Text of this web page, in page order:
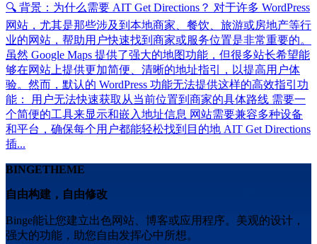
🔍 背景：为什么需要 AIT Get Directions？ 对于许多 WordPress
网站，尤其是那些涉及到本地商家、餐饮、旅游或房地产等行
业的网站，帮助用户快速找到商家或服务位置是非常重要的。
虽然 Google Maps 提供了强大的地图功能，但很多站长希望能
够在网站上提供更加简便、清晰的地址指引，以提高用户体
验。然而，默认的 WordPress 功能无法提供这样的高效指引功
能： 用户无法快速获取从当前位置到商家的具体路线 需要一
个简便的工具来显示和嵌入地址信息 网站需要兼容多种设备
和平台，确保每个用户都能轻松找到目的地 AIT Get Directions
插...
BINGETHEME
自由构建，自由修改
Binge能让您建立出色网站、博客或应用程序。美观的设计，
强大的功能，助您自由发挥心中所想。